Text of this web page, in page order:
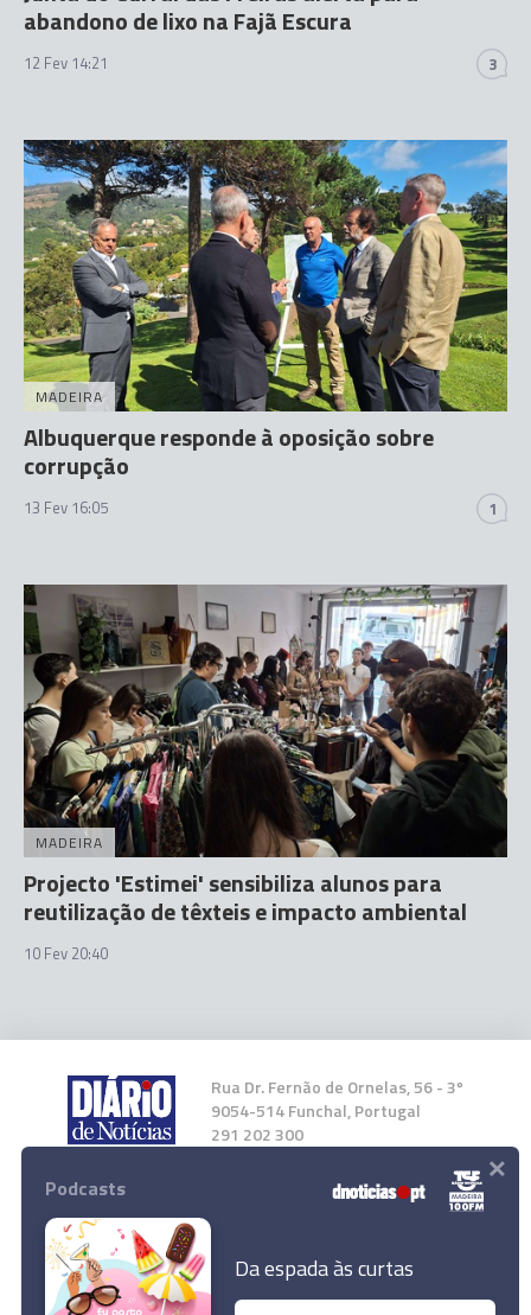
abandono de lixo na Fajã Escura
12 Fev 14:21 3
MADEIRA
Albuquerque responde à oposição sobre
corrupção
13 Fev 16:05 1
MADEIRA
Projecto 'Estimei' sensibiliza alunos para
reutilização de têxteis e impacto ambiental
10 Fev 20:40
Rua Dr. Fernão de Ornelas, 56 - 3º
9054-514 Funchal, Portugal
291 202 300
Instale a nossa App
Podcasts
Da espada às curtas
×